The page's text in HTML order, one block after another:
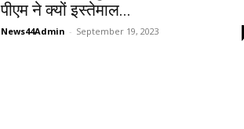
पीएम ने क्यों इस्तेमाल...
News44Admin - September 19, 2023